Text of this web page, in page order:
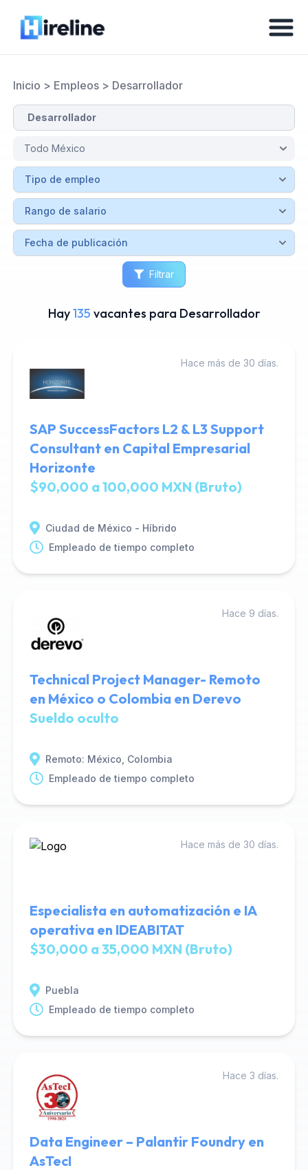
Inicio > Empleos> Desarrollador
Filtrar
Hay135 vacantes para Desarrollador
Hace más de 30 días.
SAP SuccessFactors L2 & L3 Support
Consultant en Capital Empresarial
Horizonte
$90,000 a 100,000 MXN (Bruto)
Ciudad de México - Híbrido
Empleado de tiempo completo
Hace 9 días.
Technical Project Manager- Remoto
en México o Colombia en Derevo
Sueldo oculto
Remoto: México, Colombia
Empleado de tiempo completo
Hace más de 30 días.
Especialista en automatización e IA
operativa en IDEABITAT
$30,000 a 35,000 MXN (Bruto)
Puebla
Empleado de tiempo completo
Hace 3 días.
Data Engineer – Palantir Foundry en
AsTecI